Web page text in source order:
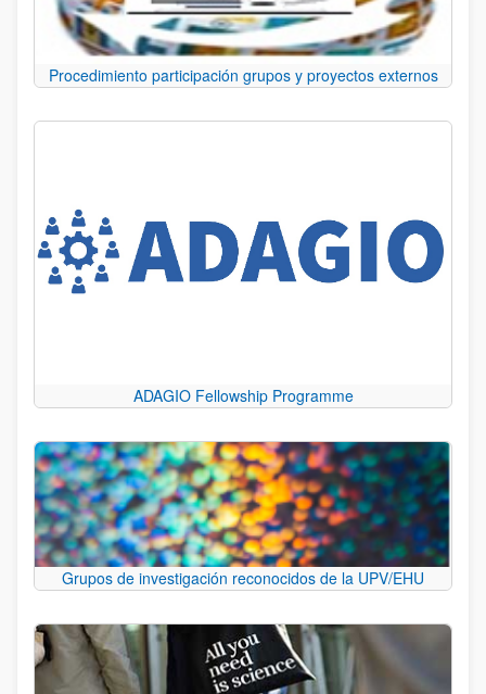
Procedimiento participación grupos y proyectos externos
ADAGIO Fellowship Programme
Grupos de investigación reconocidos de la UPV/EHU